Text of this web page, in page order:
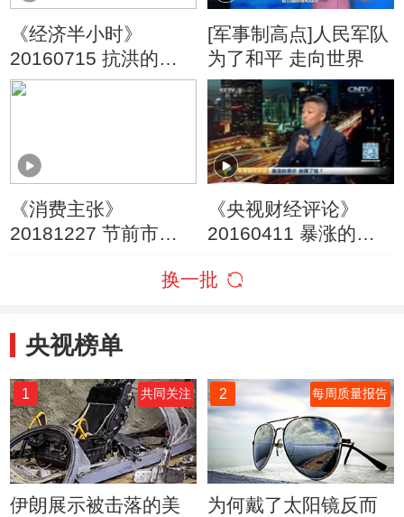
《经济半小时》
20160715 抗洪的日
子：长江边的守堤人
[军事制高点]人民军队
为了和平 走向世界
《消费主张》
20181227 节前市场
《央视财经评论》
20160411 暴涨的葱
换一批
央视榜单
1 共同关注
伊朗展示被击落的美
2 每周质量报告
为何戴了太阳镜反而